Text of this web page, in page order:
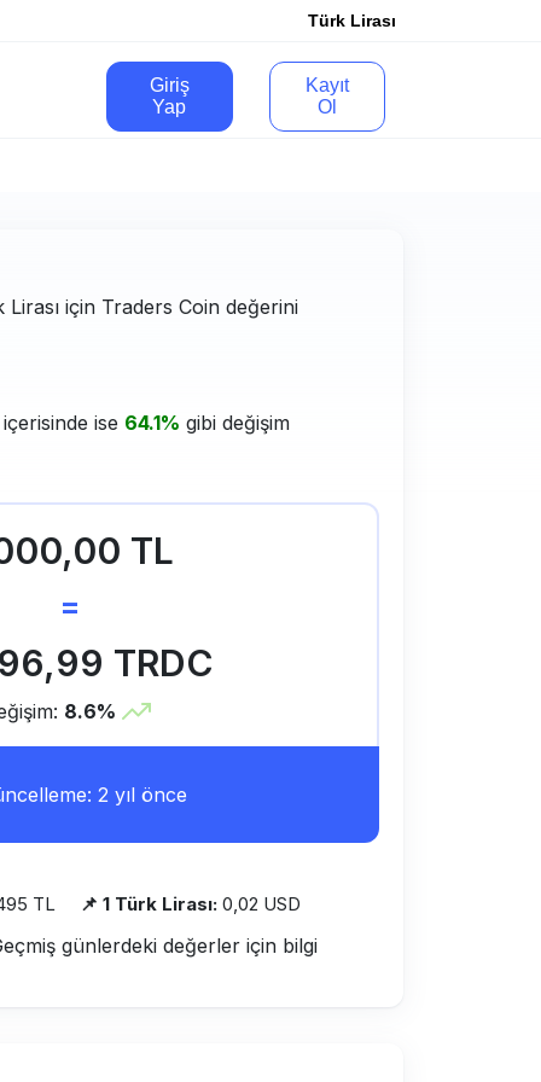
Türk Lirası
Giriş
Yap
Kayıt
Ol
için Traders Coin değerini
ise 64.1% gibi değişim
TL
=
TRDC
8.6%
2 yıl önce
TL 📌 1 Türk Lirası: 0,02 USD
günlerdeki değerler için bilgi